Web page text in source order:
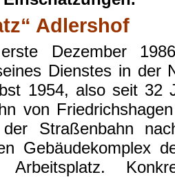
Adlershof
Dezember
Dienstes in der
1954, also seit 32
von
Straßenbahn
Gebäudekomplex
Arbeitsplatz.